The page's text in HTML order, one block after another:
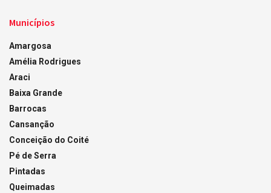
Municípios
Amargosa
Amélia Rodrigues
Araci
Baixa Grande
Barrocas
Cansanção
Conceição do Coité
Pé de Serra
Pintadas
Queimadas